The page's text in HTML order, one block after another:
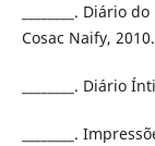
________. Diário
Cosac Naify, 2010.
________. Diário
________.